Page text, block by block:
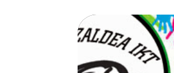
BEREZIAK | ESPECIALES